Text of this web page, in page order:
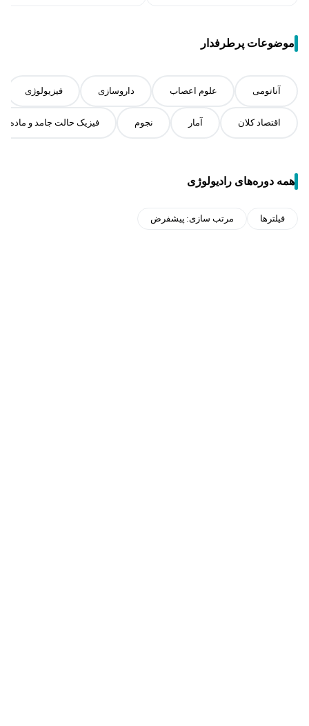
موضوعات پرطرفدار
آناتومی علوم اعصاب داروسازی فیزیولوژی
اقتصاد کلان آمار نجوم فیزیک حالت جامد و ماده
همه دوره‌های رادیولوژی
فیلترها مرتب سازی: پیشفرض